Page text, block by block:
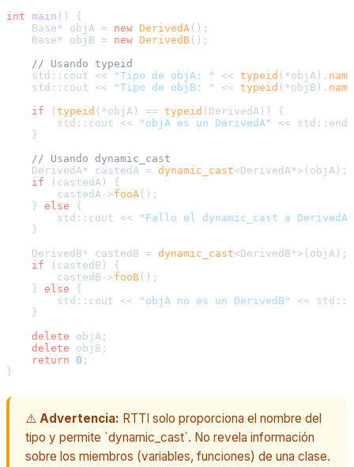
int main ()
{
    Base* objA =
new DerivedA ();
    Base* objB =
new DerivedB ();
// Usando typeid
    std::cout <<
"Tipo de objA: " << typeid (*objA). name
    std::cout <<
"Tipo de objB: " << typeid (*objB). name
if ( typeid (*objA) == typeid (DerivedA)) {
        std::cout <<
"objA es un DerivedA"
<<
    }
// Usando dynamic_cast
    DerivedA* castedA =
dynamic_cast<DerivedA*>(objA);
if (castedA) {
        castedA->
fooA ();
    }
else {
        std::cout <<
"Fallo el dynamic_cast a DerivedA"
    }
    DerivedB* castedB =
dynamic_cast<DerivedB*>(objA);
if (castedB) {
        castedB->
fooB ();
    }
else {
        std::cout <<
"objA no es un DerivedB"
<<
    }
delete objA;
delete objB;
return
0 ;
⚠️ Advertencia: RTTI solo proporciona el nombre del
tipo y permite `dynamic_cast`. No revela información
sobre los miembros (variables, funciones) de una clase.